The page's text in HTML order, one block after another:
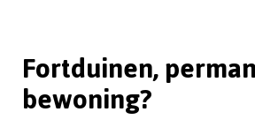
Fortduinen,
bewoning?